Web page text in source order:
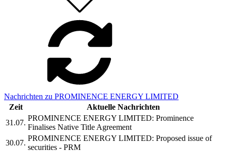
Nachrichten zu PROMINENCE ENERGY LIMITED
Zeit
Aktuelle Nachrichten
31.07.
PROMINENCE ENERGY LIMITED: Prominence
Finalises Native Title Agreement
30.07.
PROMINENCE ENERGY LIMITED: Proposed issue of
securities - PRM